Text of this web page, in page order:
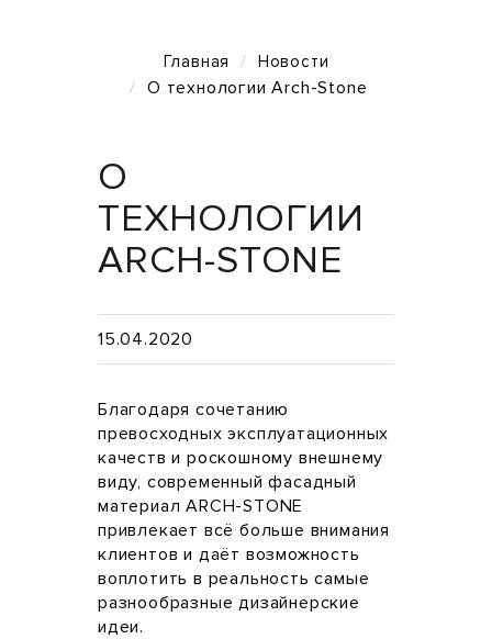
Главная Новости
О технологии Arch-Stone
О
ТЕХНОЛОГИИ
ARCH-STONE
15.04.2020
Благодаря сочетанию
превосходных эксплуатационных
качеств и роскошному внешнему
виду, современный фасадный
материал ARCH-STONE
привлекает всё больше внимания
клиентов и даёт возможность
воплотить в реальность самые
разнообразные дизайнерские
идеи.